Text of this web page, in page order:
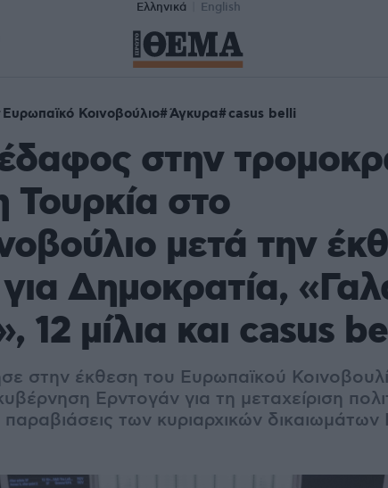
Ελληνικά English
Ευρωπαϊκό Κοινοβούλιο Άγκυρα casus belli
στην
Τουρκία στο
μετά την
Δημοκρατία,
12 μίλια και casus
στην έκθεση του Ευρωπαϊκού
Ερντογάν για τη μεταχείριση
παραβιάσεις των κυριαρχικών